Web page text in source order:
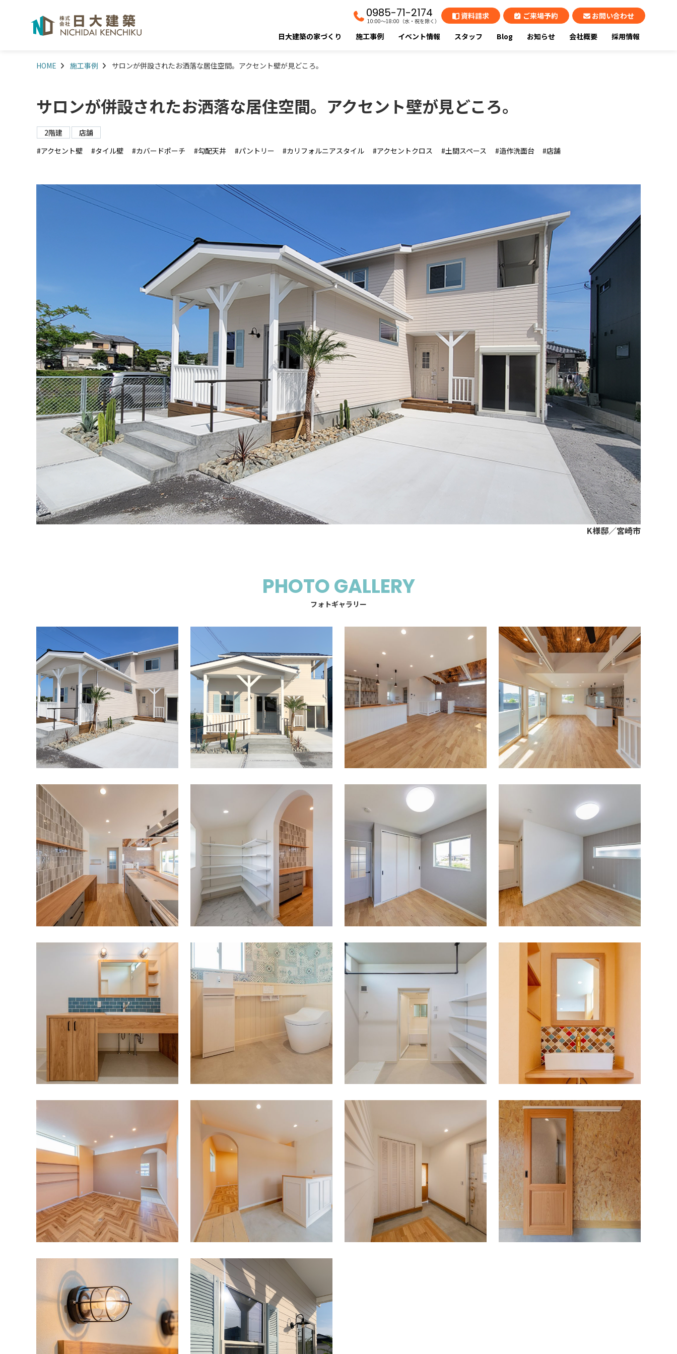
0985-71-2174
10:00〜18:00（水・祝を除く）
資料請求 ご来場予約 お問い合わせ
日大建築の家づくり 施工事例 イベント情報 スタッフ Blog お知らせ 会社概要 採用情報
HOME 施工事例 サロンが併設されたお洒落な居住空間。アクセント壁が見どころ。
サロンが併設されたお洒落な居住空間。アクセント壁が見どころ。
2階建
店舗
アクセント壁
タイル壁 カバードポーチ 勾配天井 パントリー カリフォルニアスタイル アクセントクロス 土間スペース 造作洗面台 店舗
K様邸／宮崎市
PHOTO GALLERY
フォトギャラリー